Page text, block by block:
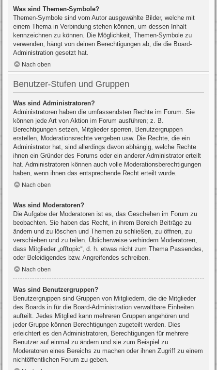
Was sind Themen-Symbole?
Themen-Symbole sind vom Autor ausgewählte Bilder, welche mit
einem Thema in Verbindung stehen können, um dessen Inhalt
kennzeichnen zu können. Die Möglichkeit, Themen-Symbole zu
verwenden, hängt von deinen Berechtigungen ab, die die Board-
Administration gesetzt hat.
Nach oben
Benutzer-Stufen und Gruppen
Was sind Administratoren?
Administratoren haben die umfassendsten Rechte im Forum. Sie
können jede Art von Aktion im Forum ausführen; z. B.
Berechtigungen setzen, Mitglieder sperren, Benutzergruppen
erstellen, Moderationsrechte vergeben usw. Die Rechte, die ein
Administrator hat, sind allerdings davon abhängig, welche Rechte
ihnen ein Gründer des Forums oder ein anderer Administrator erteilt
hat. Administratoren können auch volle Moderationsberechtigungen
haben, wenn ihnen das entsprechende Recht erteilt wurde.
Nach oben
Was sind Moderatoren?
Die Aufgabe der Moderatoren ist es, das Geschehen im Forum zu
beobachten. Sie haben das Recht, in ihrem Bereich Beiträge zu
ändern und zu löschen und Themen zu schließen, zu öffnen, zu
verschieben und zu teilen. Üblicherweise verhindern Moderatoren,
dass Mitglieder „offtopic“, d. h. etwas nicht zum Thema Passendes,
oder Beleidigendes bzw. Angreifendes schreiben.
Nach oben
Was sind Benutzergruppen?
Benutzergruppen sind Gruppen von Mitgliedern, die die Mitglieder
des Boards in für die Board-Administration verwaltbare Einheiten
aufteilt. Jedes Mitglied kann mehreren Gruppen angehören und
jeder Gruppe können Berechtigungen zugeteilt werden. Dies
erleichtert es den Administratoren, Berechtigungen für mehrere
Benutzer auf einmal zu ändern und sie zum Beispiel zu
Moderatoren eines Bereichs zu machen oder ihnen Zugriff zu einem
nichtöffentlichen Forum zu geben.